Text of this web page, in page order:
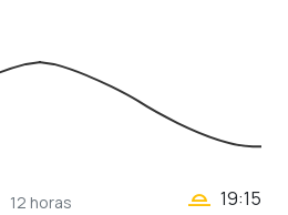
12 horas
wb_twilight_2 19:15